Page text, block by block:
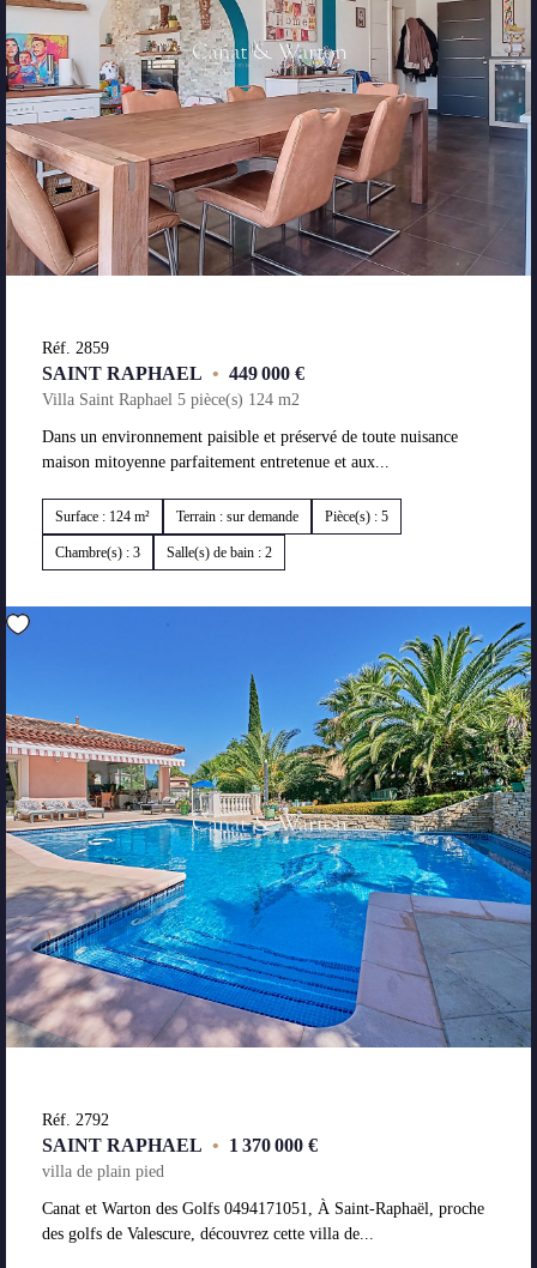
Réf. 2859
SAINT RAPHAEL • 449 000 €
Villa Saint Raphael 5 pièce(s) 124 m2
Dans un environnement paisible et préservé de toute nuisance
maison mitoyenne parfaitement entretenue et aux...
Surface : 124 m² Terrain : sur demande Pièce(s) : 5
Chambre(s) : 3 Salle(s) de bain : 2
Réf. 2792
SAINT RAPHAEL • 1 370 000 €
villa de plain pied
Canat et Warton des Golfs 0494171051, À Saint-Raphaël, proche
des golfs de Valescure, découvrez cette villa de...